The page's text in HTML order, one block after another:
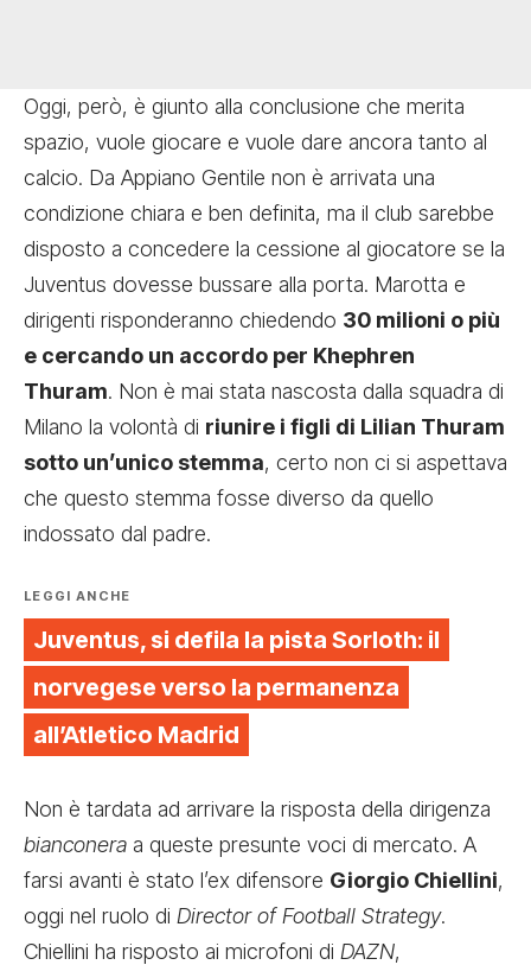
Oggi, però, è giunto alla conclusione che merita
spazio, vuole giocare e vuole dare ancora tanto al
calcio. Da Appiano Gentile non è arrivata una
condizione chiara e ben definita, ma il club sarebbe
disposto a concedere la cessione al giocatore se la
Juventus dovesse bussare alla porta. Marotta e
dirigenti risponderanno chiedendo 30 milioni o più
e cercando un accordo per Khephren
Thuram. Non è mai stata nascosta dalla squadra di
Milano la volontà di riunire i figli di Lilian Thuram
sotto un’unico stemma, certo non ci si aspettava
che questo stemma fosse diverso da quello
indossato dal padre.
LEGGI ANCHE
Juventus, si defila la pista Sorloth: il
norvegese verso la permanenza
all’Atletico Madrid
Non è tardata ad arrivare la risposta della dirigenza
bianconera a queste presunte voci di mercato. A
farsi avanti è stato l’ex difensore Giorgio Chiellini,
oggi nel ruolo di Director of Football Strategy.
Chiellini ha risposto ai microfoni di DAZN,